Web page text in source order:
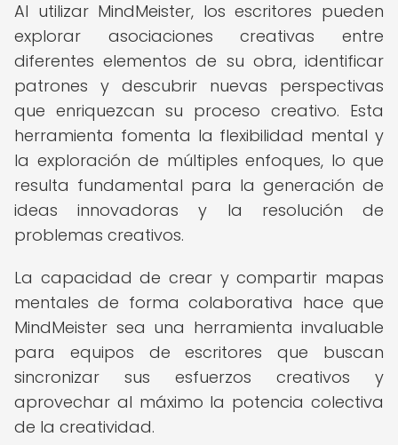
Al utilizar MindMeister, los escritores pueden
explorar asociaciones creativas entre
diferentes elementos de su obra, identificar
patrones y descubrir nuevas perspectivas
que enriquezcan su proceso creativo. Esta
herramienta fomenta la flexibilidad mental y
la exploración de múltiples enfoques, lo que
resulta fundamental para la generación de
ideas innovadoras y la resolución de
problemas creativos.
La capacidad de crear y compartir mapas
mentales de forma colaborativa hace que
MindMeister sea una herramienta invaluable
para equipos de escritores que buscan
sincronizar sus esfuerzos creativos y
aprovechar al máximo la potencia colectiva
de la creatividad.